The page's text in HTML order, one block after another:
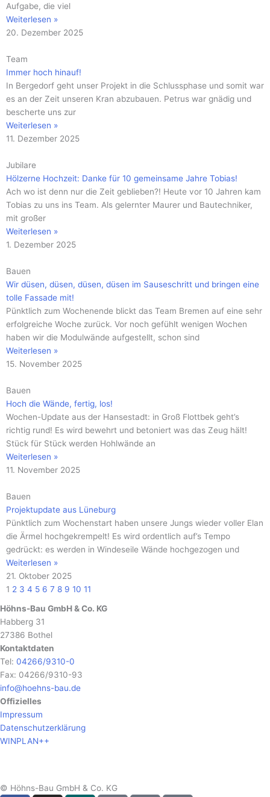
Aufgabe, die viel
Weiterlesen »
20. Dezember 2025
Team
Immer hoch hinauf!
In Bergedorf geht unser Projekt in die Schlussphase und somit war
es an der Zeit unseren Kran abzubauen. Petrus war gnädig und
bescherte uns zur
Weiterlesen »
11. Dezember 2025
Jubilare
Hölzerne Hochzeit: Danke für 10 gemeinsame Jahre Tobias!
Ach wo ist denn nur die Zeit geblieben?! Heute vor 10 Jahren kam
Tobias zu uns ins Team. Als gelernter Maurer und Bautechniker,
mit großer
Weiterlesen »
1. Dezember 2025
Bauen
Wir düsen, düsen, düsen, düsen im Sauseschritt und bringen eine
tolle Fassade mit!
Pünktlich zum Wochenende blickt das Team Bremen auf eine sehr
erfolgreiche Woche zurück. Vor noch gefühlt wenigen Wochen
haben wir die Modulwände aufgestellt, schon sind
Weiterlesen »
15. November 2025
Bauen
Hoch die Wände, fertig, los!
Wochen-Update aus der Hansestadt: in Groß Flottbek geht’s
richtig rund! Es wird bewehrt und betoniert was das Zeug hält!
Stück für Stück werden Hohlwände an
Weiterlesen »
11. November 2025
Bauen
Projektupdate aus Lüneburg
Pünktlich zum Wochenstart haben unsere Jungs wieder voller Elan
die Ärmel hochgekrempelt! Es wird ordentlich auf’s Tempo
gedrückt: es werden in Windeseile Wände hochgezogen und
Weiterlesen »
21. Oktober 2025
1 2 3 4 5 6 7 8 9 10 11
Höhns-Bau GmbH & Co. KG
Habberg 31
27386 Bothel
Kontaktdaten
Tel: 04266/9310-0
Fax: 04266/9310-93
info@hoehns-bau.de
Offizielles
Impressum
Datenschutzerklärung
WINPLAN++
© Höhns-Bau GmbH & Co. KG